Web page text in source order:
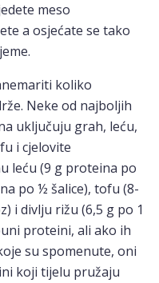
meso
a osjećate se tako
koliko
Neke od najboljih
uključuju grah, leću,
i cjelovite
leću (9 g proteina po
po ½ šalice), tofu (8-
i divlju rižu (6,5 g po 1
proteini, ali ako ih
su spomenute, oni
koji tijelu pružaju